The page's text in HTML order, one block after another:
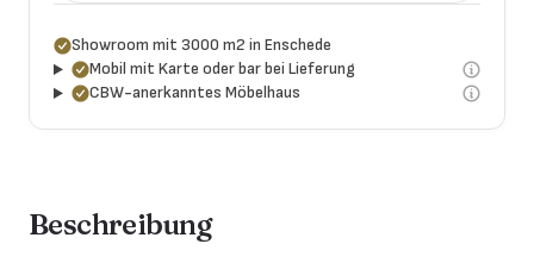
Showroom mit 3000 m2 in Enschede
Mobil mit Karte oder bar bei Lieferung
CBW-anerkanntes Möbelhaus
Beschreibung